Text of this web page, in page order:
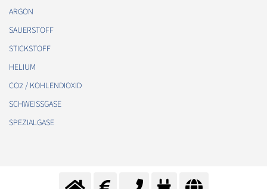
ARGON
SAUERSTOFF
STICKSTOFF
HELIUM
CO2 / KOHLENDIOXID
SCHWEISSGASE
SPEZIALGASE